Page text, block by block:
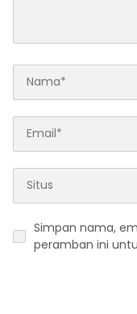
Simpan nama,
peramban ini